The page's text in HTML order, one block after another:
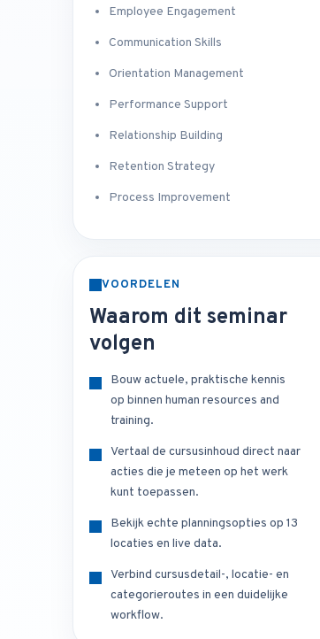
Employee Engagement
Communication Skills
Orientation Management
Performance Support
Relationship Building
Retention Strategy
Process Improvement
VOORDELEN
Waarom dit seminar
volgen
Bouw actuele, praktische kennis
op binnen human resources and
training.
Vertaal de cursusinhoud direct naar
acties die je meteen op het werk
kunt toepassen.
Bekijk echte planningsopties op 13
locaties en live data.
Verbind cursusdetail-, locatie- en
categorieroutes in een duidelijke
workflow.